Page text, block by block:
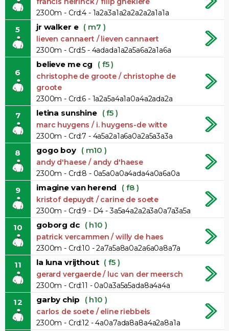
2300m - Crd:4 - 1a2a3a1a2a2a2a2a1a1a
5 jr walker e ( m7 )
lieven cannaert / lieven cannaert
2300m - Crd:5 - 4adada1a2a5a6a2a1a6a
6
believe me cg ( f5 )
christophe de groote / christophe de
groote
2300m - Crd:6 - 1a2a5a4a1a0a4a2ada2a
7 letina sunshine ( f5 )
marc huygens / i. huygens-de witte
2300m - Crd:7 - 4a5a2a1a6a0a2a5a3a3a
8 gogo boy ( m10 )
andy d'haese / andy d'haese
2300m - Crd:8 - 0a5a0a0a4ada4a0a6a0a
9 imagine van herend ( f8 )
kristof depuydt / carine de soete
2300m - Crd:9 - D4 - 3a5a4a2a2a3a0a7a3a5a
10 goborg dc ( h10 )
patrick vercammen / willy de haes
2300m - Crd:10 - 2a7a5a8a0a2a6a0a8a7a
11 la luna vrijthout ( f5 )
gerard vergaerde / luc van der meersch
2300m - Crd:11 - 0a0a3a5a5ada8a4a4a
12 garby chip ( h10 )
carlos de soete / eline riebbels
2300m - Crd:12 - 4a0a7ada8a8a4a2a8a1a